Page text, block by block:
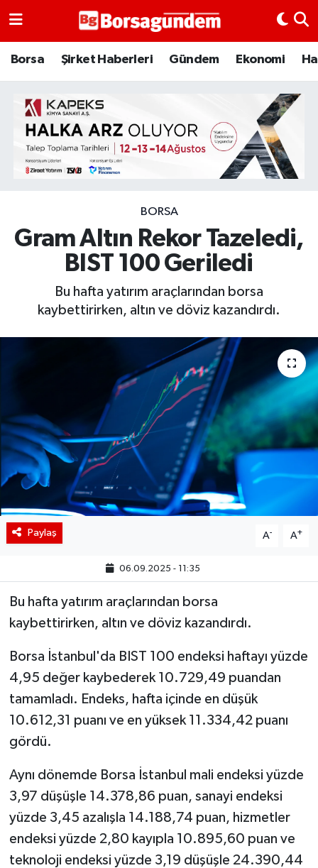
Borsa Şirket Haberleri Gündem Ekonomi
BORSA
Gram Altın Rekor Tazeledi,
BIST 100 Geriledi
Bu hafta yatırım araçlarından borsa
kaybettirirken, altın ve döviz kazandırdı.
Paylaş A- A+
06.09.2025 - 11:35
Bu hafta yatırım araçlarından borsa
kaybettirirken, altın ve döviz kazandırdı.
Borsa İstanbul'da BIST 100 endeksi haftayı yüzde
4,95 değer kaybederek 10.729,49 puandan
tamamladı. Endeks, hafta içinde en düşük
10.612,31 puanı ve en yüksek 11.334,42 puanı
gördü.
Aynı dönemde Borsa İstanbul mali endeksi yüzde
3,97 düşüşle 14.378,86 puan, sanayi endeksi
yüzde 3,45 azalışla 14.188,74 puan, hizmetler
endeksi yüzde 2,80 kayıpla 10.895,60 puan ve
teknoloji endeksi yüzde 3,19 düşüşle 24.390,44
Borsa
Emtia
Galeri
Bitcoin
Şirket Haberleri
Borsa Gundem
Coin Isı Haritası
Ekonomik Takvim
Kiripto Para Piyasası
Gizlilik Sözleşmesi
Hakkımızda